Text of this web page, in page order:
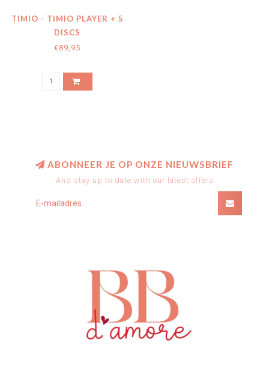
TIMIO - TIMIO PLAYER + 5
DISCS
€89,95
ABONNEER JE OP ONZE NIEUWSBRIEF
And stay up to date with our latest offers